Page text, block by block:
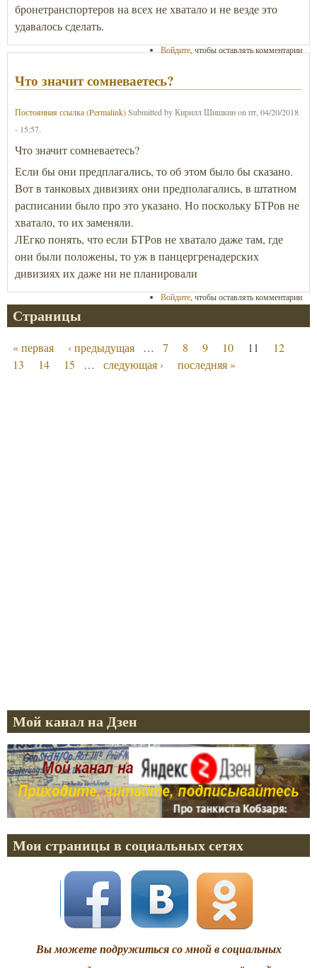
бронетранспортеров на всех не хватало и не везде это
удавалось сделать.
Войдите, чтобы оставлять комментарии
Что значит сомневаетесь?
Постоянная ссылка (Permalink)Submitted byКирилл Шишкинon пт, 04/20/2018
- 15:57.
Что значит сомневаетесь?
Если бы они предплагались, то об этом было бы сказано.
Вот в танковых дивизиях они предполагались, в штатном
расписании было про это указано. Но поскольку БТРов не
хватало, то их заменяли.
ЛЕгко понять, что если БТРов не хватало даже там, где
они были положены, то уж в панцергренадерских
дивизиях их даже ни не планировали
Войдите, чтобы оставлять комментарии
Страницы
« первая ‹ предыдущая … 7 8 9 10 11
12
13
14 15 … следующая › последняя »
Мой канал на Дзен
Мои страницы в социальных сетях
Вы можете подружиться со мной в социальных